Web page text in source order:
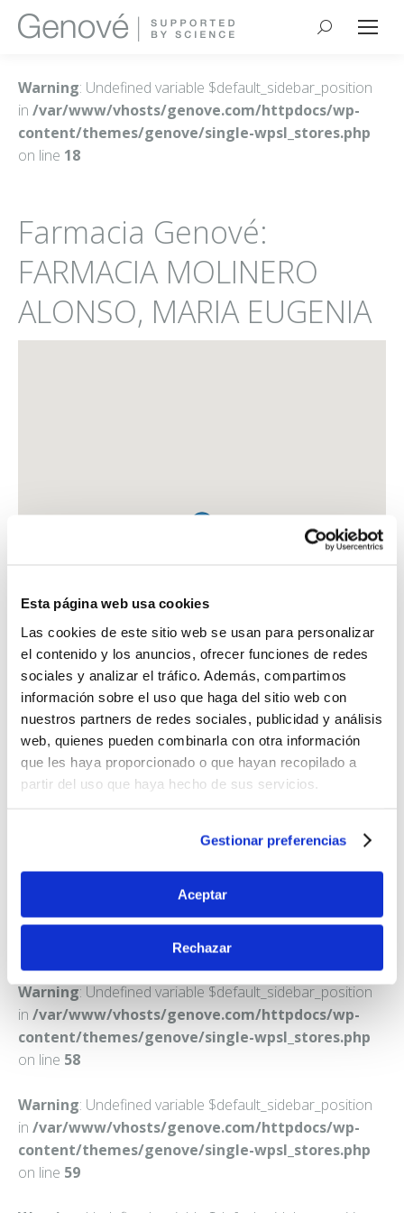
Esta página web usa cookies
Las cookies de este sitio web se usan para personalizar
el contenido y los anuncios, ofrecer funciones de redes
sociales y analizar el tráfico. Además, compartimos
información sobre el uso que haga del sitio web con
nuestros partners de redes sociales, publicidad y análisis
web, quienes pueden combinarla con otra información
que les haya proporcionado o que hayan recopilado a
partir del uso que haya hecho de sus servicios.
Gestionar preferencias
Aceptar
Rechazar
Buscar:
Warning: Undefined variable $default_sidebar_position
in /var/www/vhosts/genove.com/httpdocs/wp-
content/themes/genove/single-wpsl_stores.php
on line 18
Farmacia Genové:
FARMACIA MOLINERO
ALONSO, MARIA EUGENIA
FARMACIA MOLINERO ALONSO, MARIA EUGENIA
AV. IGLESIA, 19
Warning: Undefined variable $default_sidebar_position
in /var/www/vhosts/genove.com/httpdocs/wp-
content/themes/genove/single-wpsl_stores.php
on line 58
Warning: Undefined variable $default_sidebar_position
in /var/www/vhosts/genove.com/httpdocs/wp-
content/themes/genove/single-wpsl_stores.php
on line 59